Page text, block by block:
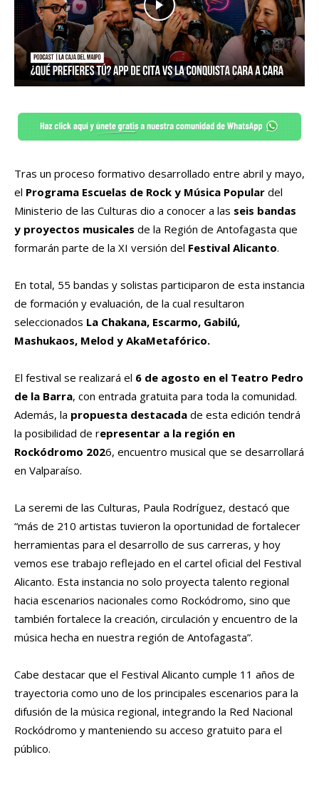
Tras un proceso formativo desarrollado entre abril y mayo,
el Programa Escuelas de Rock y Música Popular del
Ministerio de las Culturas dio a conocer a las seis bandas
y proyectos musicales de la Región de Antofagasta que
formarán parte de la XI versión del Festival Alicanto.
En total, 55 bandas y solistas participaron de esta instancia
de formación y evaluación, de la cual resultaron
seleccionados La Chakana, Escarmo, Gabilú,
Mashukaos, Melod y AkaMetafórico.
El festival se realizará el 6 de agosto en el Teatro Pedro
de la Barra, con entrada gratuita para toda la comunidad.
Además, la propuesta destacada de esta edición tendrá
la posibilidad de representar a la región en
Rockódromo 2026, encuentro musical que se desarrollará
en Valparaíso.
La seremi de las Culturas, Paula Rodríguez, destacó que
“más de 210 artistas tuvieron la oportunidad de fortalecer
herramientas para el desarrollo de sus carreras, y hoy
vemos ese trabajo reflejado en el cartel oficial del Festival
Alicanto. Esta instancia no solo proyecta talento regional
hacia escenarios nacionales como Rockódromo, sino que
también fortalece la creación, circulación y encuentro de la
música hecha en nuestra región de Antofagasta”.
Cabe destacar que el Festival Alicanto cumple 11 años de
trayectoria como uno de los principales escenarios para la
difusión de la música regional, integrando la Red Nacional
Rockódromo y manteniendo su acceso gratuito para el
público.